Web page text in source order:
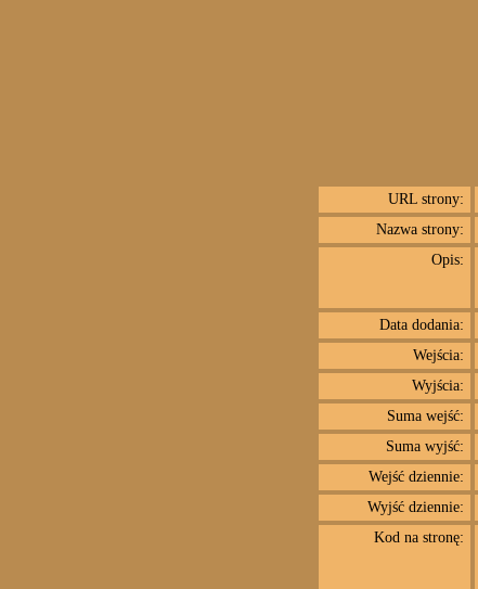
URL strony:
Nazwa strony:
Opis:
Data dodania:
Wejścia:
Wyjścia:
Suma wejść:
Suma wyjść:
Wejść dziennie:
Wyjść dziennie:
Kod na stronę: